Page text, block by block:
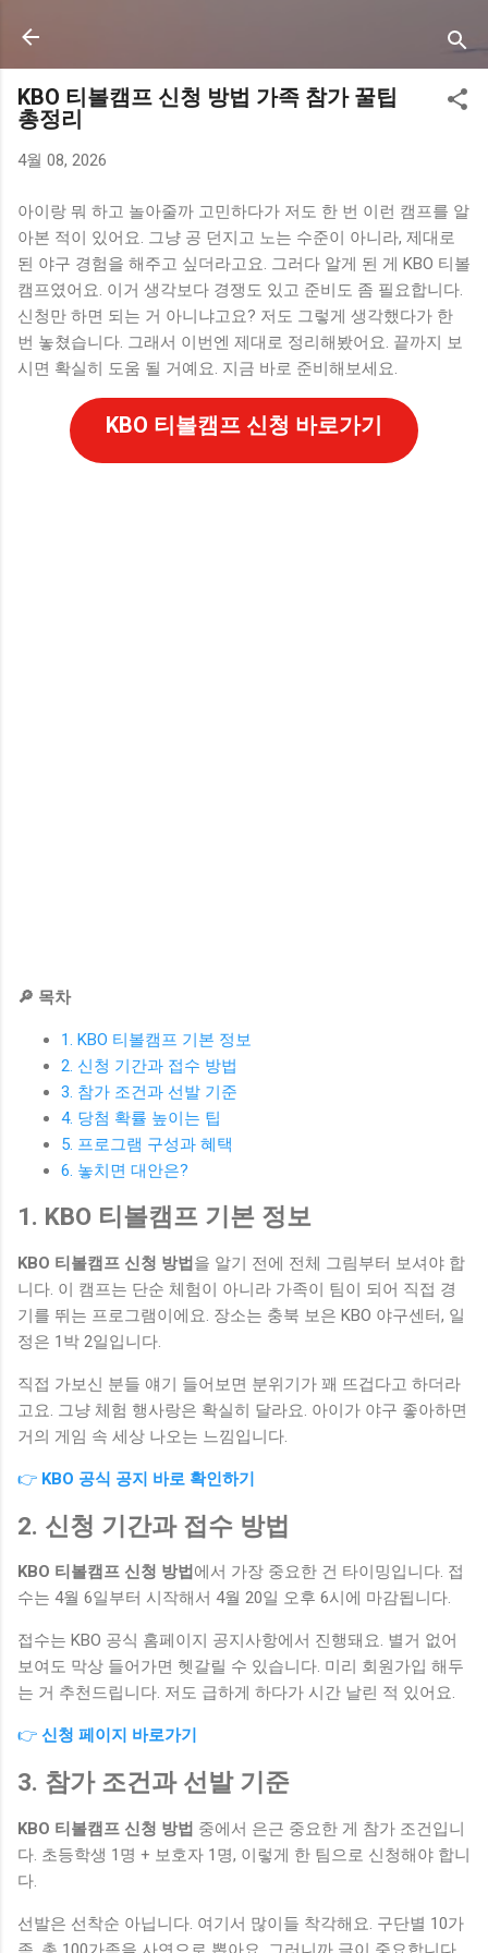
KBO 티볼캠프 신청 방법 가족 참가 꿀팁
총정리
4월 08, 2026
아이랑 뭐 하고 놀아줄까 고민하다가 저도 한 번 이런 캠프를 알
아본 적이 있어요. 그냥 공 던지고 노는 수준이 아니라, 제대로
된 야구 경험을 해주고 싶더라고요. 그러다 알게 된 게 KBO 티볼
캠프였어요. 이거 생각보다 경쟁도 있고 준비도 좀 필요합니다.
신청만 하면 되는 거 아니냐고요? 저도 그렇게 생각했다가 한
번 놓쳤습니다. 그래서 이번엔 제대로 정리해봤어요. 끝까지 보
시면 확실히 도움 될 거예요. 지금 바로 준비해보세요.
KBO 티볼캠프 신청 바로가기
🔎 목차
1. KBO 티볼캠프 기본 정보
2. 신청 기간과 접수 방법
3. 참가 조건과 선발 기준
4. 당첨 확률 높이는 팁
5. 프로그램 구성과 혜택
6. 놓치면 대안은?
1. KBO 티볼캠프 기본 정보
KBO 티볼캠프 신청 방법 을 알기 전에 전체 그림부터 보셔야 합
니다. 이 캠프는 단순 체험이 아니라 가족이 팀이 되어 직접 경
기를 뛰는 프로그램이에요. 장소는 충북 보은 KBO 야구센터, 일
정은 1박 2일입니다.
직접 가보신 분들 얘기 들어보면 분위기가 꽤 뜨겁다고 하더라
고요. 그냥 체험 행사랑은 확실히 달라요. 아이가 야구 좋아하면
거의 게임 속 세상 나오는 느낌입니다.
👉 KBO 공식 공지 바로 확인하기
2. 신청 기간과 접수 방법
KBO 티볼캠프 신청 방법 에서 가장 중요한 건 타이밍입니다. 접
수는 4월 6일부터 시작해서 4월 20일 오후 6시에 마감됩니다.
접수는 KBO 공식 홈페이지 공지사항에서 진행돼요. 별거 없어
보여도 막상 들어가면 헷갈릴 수 있습니다. 미리 회원가입 해두
는 거 추천드립니다. 저도 급하게 하다가 시간 날린 적 있어요.
👉 신청 페이지 바로가기
3. 참가 조건과 선발 기준
KBO 티볼캠프 신청 방법 중에서 은근 중요한 게 참가 조건입니
다. 초등학생 1명 + 보호자 1명, 이렇게 한 팀으로 신청해야 합니
다.
선발은 선착순 아닙니다. 여기서 많이들 착각해요. 구단별 10가